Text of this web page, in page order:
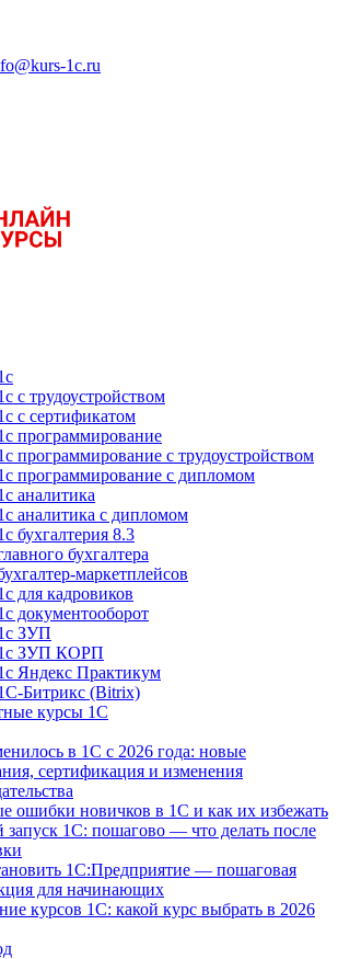
1c.ru
сертификация
с трудоустройством
с сертификатом
программирование
программирование с трудоустройством
программирование с дипломом
аналитика
аналитика с дипломом
бухгалтерия 8.3
бухгалтера
маркетплейсов
для кадровиков
документооборот
ЗУП
ЗУП КОРП
Яндекс Практикум
Битрикс (Bitrix)
курсы 1С
в 1С с 2026 года: новые
сертификация и изменения
ошибки новичков в 1С и как их избежать
1С: пошагово — что делать после
1С:Предприятие — пошаговая
для начинающих
курсов 1С: какой курс выбрать в 2026